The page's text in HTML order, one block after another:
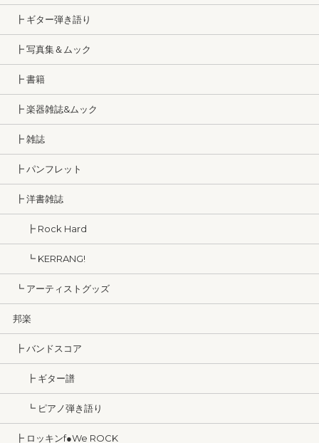
┣ ギター弾き語り
┣ 写真集＆ムック
┣ 書籍
┣ 楽器雑誌&ムック
┣ 雑誌
┣ パンフレット
┣ 洋書雑誌
┣ Rock Hard
┗ KERRANG!
┗ アーティストグッズ
邦楽
┣ バンドスコア
┣ ギター譜
┗ ピアノ弾き語り
┣ ロッキンf●We ROCK